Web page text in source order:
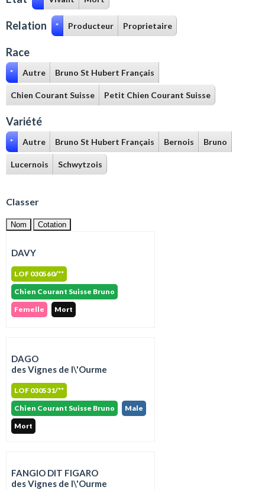
Relation * Producteur Proprietaire
Race
* Autre Bruno St Hubert Français
Chien Courant Suisse Petit Chien Courant Suisse
Variété
* Autre Bruno St Hubert Français Bernois Bruno
Lucernois Schwytzois
Classer
Nom Cotation
DAVY
LOF 030560/**
Chien Courant Suisse Bruno
Femelle
Mort
DAGO
des Vignes de l\'Ourme
LOF 030531/**
Chien Courant Suisse Bruno
Male
Mort
FANGIO DIT FIGARO
des Vignes de l\'Ourme